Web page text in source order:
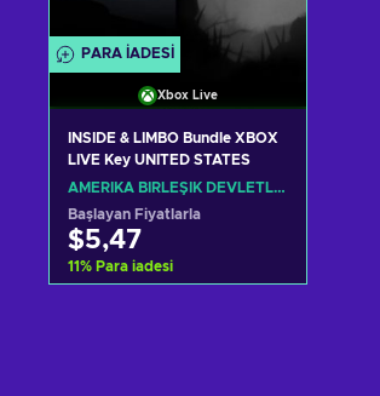
PARA IADESI
Xbox Live
INSIDE & LIMBO Bundle XBOX
LIVE Key UNITED STATES
AMERIKA BIRLEŞIK DEVLETLERI
Başlayan Fiyatlarla
$5,47
11% Para iadesi